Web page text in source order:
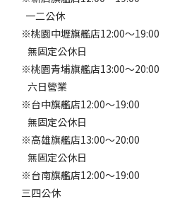
一二公休
※桃園中壢旗艦店12:00～19:00
無固定公休日
※桃園青埔旗艦店13:00～20:00
六日營業
※台中旗艦店12:00～19:00
無固定公休日
※高雄旗艦店13:00～20:00
無固定公休日
※台南旗艦店12:00～19:00
三四公休